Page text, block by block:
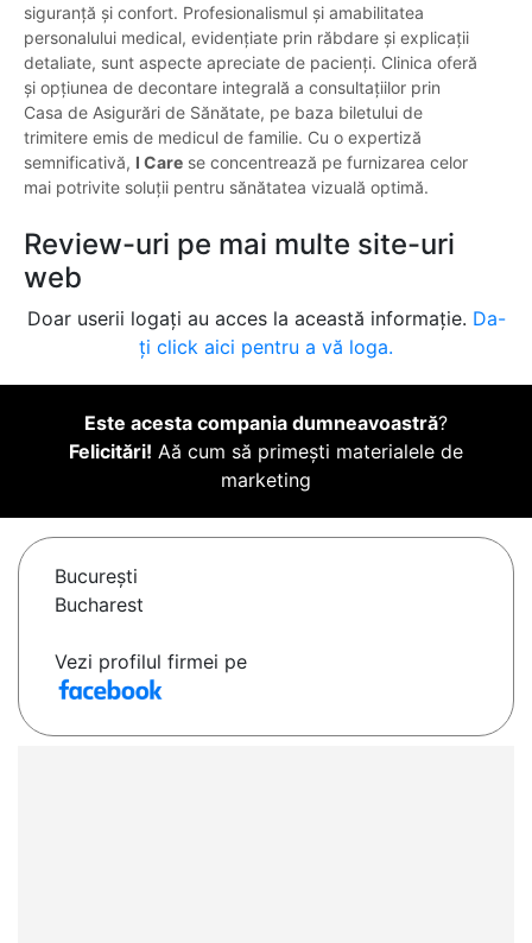
siguranță și confort. Profesionalismul și amabilitatea
personalului medical, evidențiate prin răbdare și explicații
detaliate, sunt aspecte apreciate de pacienți. Clinica oferă
și opțiunea de decontare integrală a consultațiilor prin
Casa de Asigurări de Sănătate, pe baza biletului de
trimitere emis de medicul de familie. Cu o expertiză
semnificativă, I Care se concentrează pe furnizarea celor
mai potrivite soluții pentru sănătatea vizuală optimă.
Review-uri pe mai multe site-uri
web
Doar userii logați au acces la această informație. Da-
ți click aici pentru a vă loga.
Este acesta compania dumneavoastră?
Felicitări! Aă cum să primești materialele de
marketing
Bucureşti
Bucharest
Vezi profilul firmei pe